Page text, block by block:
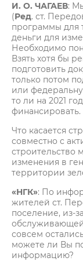
И. О. ЧАГАЕВ:
(Ред. ст.
программы для
деньги для
Необходимо
Взять хотя бы
подготовить
только потом
или
то ли на 2021
финансировать.
Что касается
совместно с
строительство
изменения в
территории
«НГК»: По
жителей ст.
поселение, из-
совсем
можете ли Вы
информацию?